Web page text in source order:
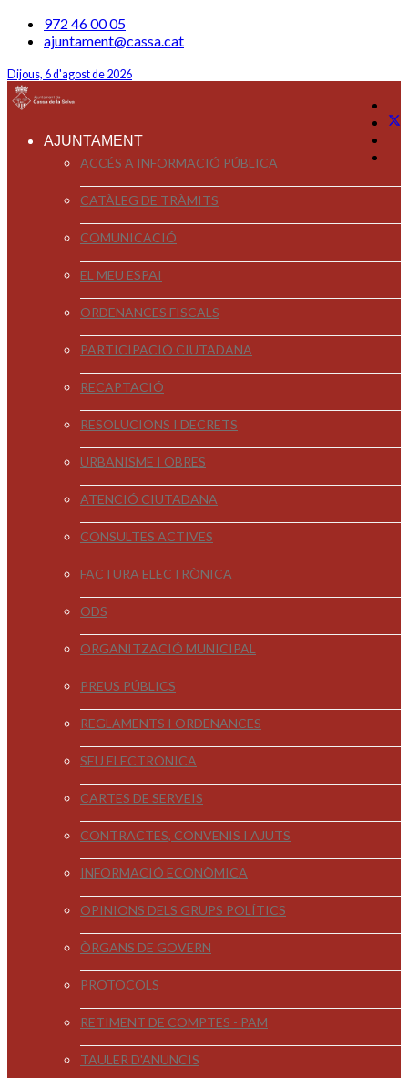
972 46 00 05
ajuntament@cassa.cat
Dijous, 6 d'agost de 2026
AJUNTAMENT
ACCÉS A INFORMACIÓ PÚBLICA
CATÀLEG DE TRÀMITS
COMUNICACIÓ
EL MEU ESPAI
ORDENANCES FISCALS
PARTICIPACIÓ CIUTADANA
RECAPTACIÓ
RESOLUCIONS I DECRETS
URBANISME I OBRES
ATENCIÓ CIUTADANA
CONSULTES ACTIVES
FACTURA ELECTRÒNICA
ODS
ORGANITZACIÓ MUNICIPAL
PREUS PÚBLICS
REGLAMENTS I ORDENANCES
SEU ELECTRÒNICA
CARTES DE SERVEIS
CONTRACTES, CONVENIS I AJUTS
INFORMACIÓ ECONÒMICA
OPINIONS DELS GRUPS POLÍTICS
ÒRGANS DE GOVERN
PROTOCOLS
RETIMENT DE COMPTES - PAM
TAULER D'ANUNCIS